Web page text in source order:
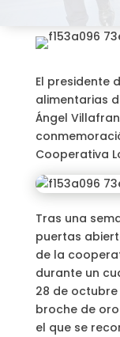
El presidente
alimentarias
Ángel
Cooperativa
Tras una
puertas
de la
durante un
28 de
broche de
el que se